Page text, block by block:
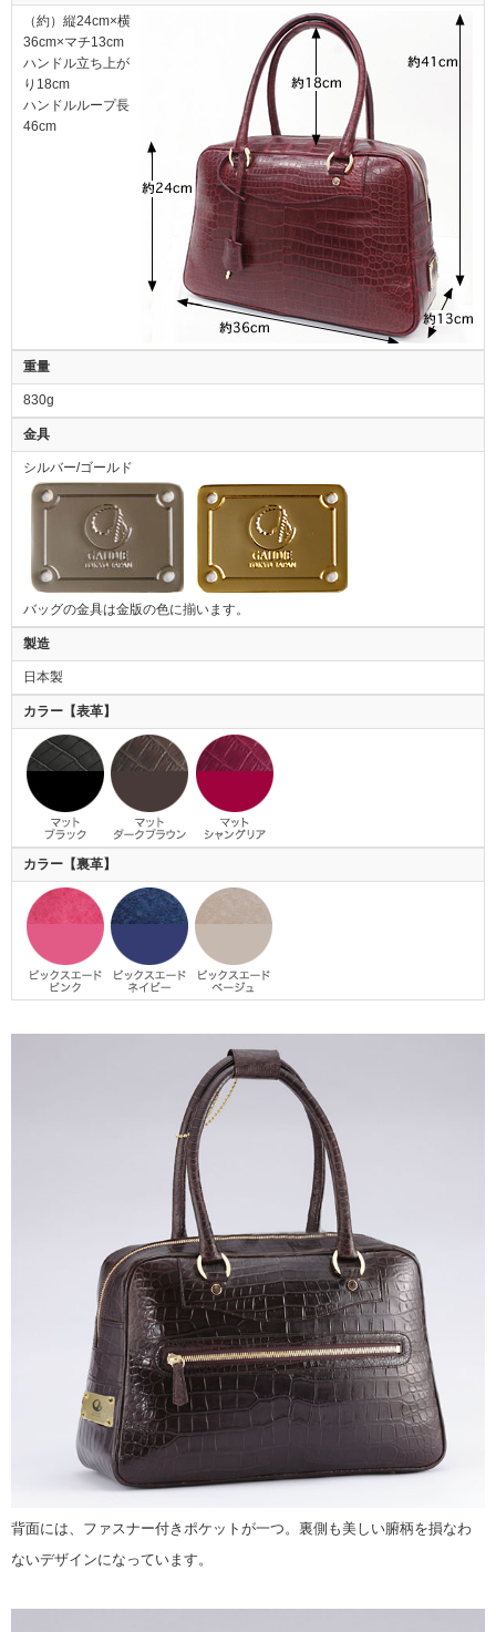
（約）縦24cm×横
36cm×マチ13cm
ハンドル立ち上が
り18cm
ハンドルループ長
46cm
重量
830g
金具
シルバー/ゴールド
バッグの金具は金版の色に揃います。
製造
日本製
カラー【表革】
カラー【裏革】
背面には、ファスナー付きポケットが一つ。裏側も美しい腑柄を損なわ
ないデザインになっています。